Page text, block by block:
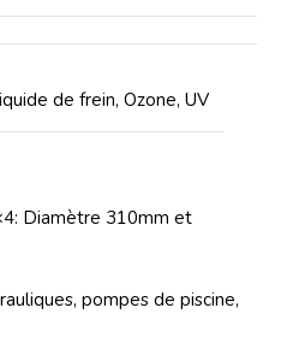
de frein, Ozone, UV
Diamètre 310mm et
pompes de piscine,